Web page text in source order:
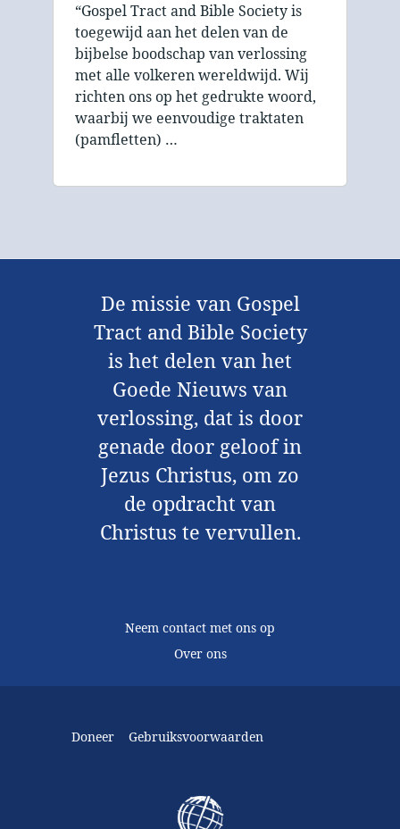
“Gospel Tract and Bible Society is
toegewijd aan het delen van de
bijbelse boodschap van verlossing
met alle volkeren wereldwijd. Wij
richten ons op het gedrukte woord,
waarbij we eenvoudige traktaten
(pamfletten) …
De missie van Gospel
Tract and Bible Society
is het delen van het
Goede Nieuws van
verlossing, dat is door
genade door geloof in
Jezus Christus, om zo
de opdracht van
Christus te vervullen.
Neem contact met ons op
Over ons
Doneer Gebruiksvoorwaarden